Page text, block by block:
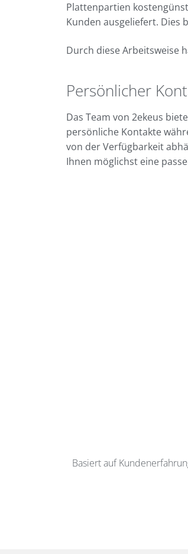
Plattenpartien
Kunden ausgeliefert. Dies
Durch diese Arbeitsweise
Persönlicher
Das Team von 2ekeus
persönliche Kontakte
von der Verfügbarkeit
Ihnen möglichst eine
Basiert auf